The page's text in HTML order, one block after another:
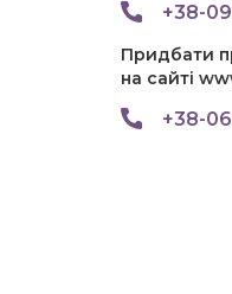
+38-
Придбати
на сайті
+38-